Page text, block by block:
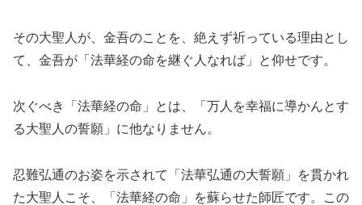
その大聖人が、金吾のことを、絶えず祈っている理由とし
て、金吾が「法華経の命を継ぐ人なれば」と仰せです。
次ぐべき「法華経の命」とは、「万人を幸福に導かんとす
る大聖人の誓願」に他なりません。
忍難弘通のお姿を示されて「法華弘通の大誓願」を貫かれ
た大聖人こそ、「法華経の命」を蘇らせた師匠です。この